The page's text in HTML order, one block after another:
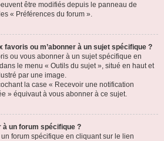
être modifiés depuis le panneau de
« Préférences du forum ».
favoris ou m’abonner à un sujet spécifique ?
ou vous abonner à un sujet spécifique en
le menu « Outils du sujet », situé en haut et
par une image.
la case « Recevoir une notification
» équivaut à vous abonner à ce sujet.
à un forum spécifique ?
forum spécifique en cliquant sur le lien